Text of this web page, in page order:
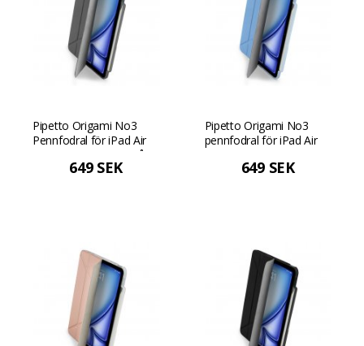
Pipetto Origami No3
Pennfodral för iPad Air
13" (M4/M3/M2) - Grå
649 SEK
Pipetto Origami No3
pennfodral för iPad Air
649 SEK